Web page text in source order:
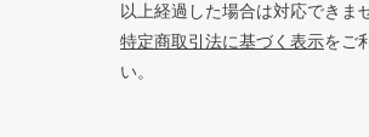
以上経過した場合は対応できま
特定商取引法に基づく表示をご
い。